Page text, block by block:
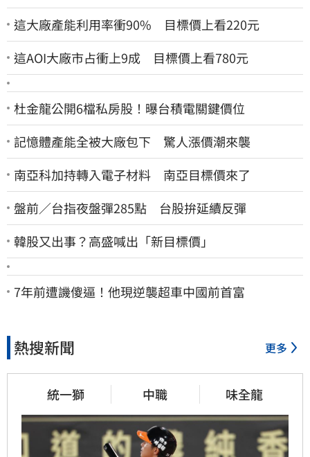
這大廠產能利用率衝90% 目標價上看220元
這AOI大廠市占衝上9成 目標價上看780元
杜金龍公開6檔私房股！曝台積電關鍵價位
記憶體產能全被大廠包下 驚人漲價潮來襲
南亞科加持轉入電子材料 南亞目標價來了
盤前／台指夜盤彈285點 台股拚延續反彈
韓股又出事？高盛喊出「新目標價」
7年前遭譏傻逼！他現逆襲超車中國前首富
熱搜新聞 更多
統一獅 中職 味全龍